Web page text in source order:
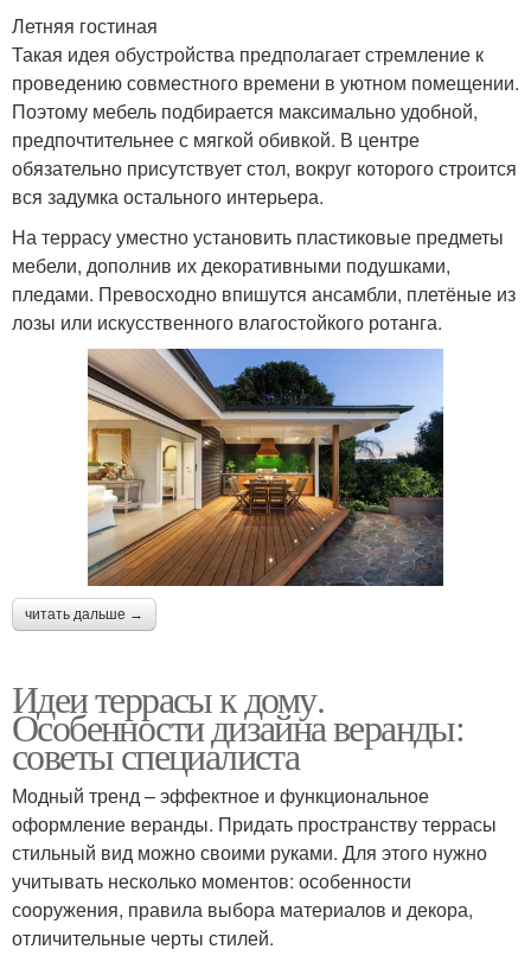
Летняя гостиная
Такая идея обустройства предполагает стремление к
проведению совместного времени в уютном помещении.
Поэтому мебель подбирается максимально удобной,
предпочтительнее с мягкой обивкой. В центре
обязательно присутствует стол, вокруг которого строится
вся задумка остального интерьера.
На террасу уместно установить пластиковые предметы
мебели, дополнив их декоративными подушками,
пледами. Превосходно впишутся ансамбли, плетёные из
лозы или искусственного влагостойкого ротанга.
читать дальше →
Идеи террасы к дому.
Особенности дизайна веранды:
советы специалиста
Модный тренд – эффектное и функциональное
оформление веранды. Придать пространству террасы
стильный вид можно своими руками. Для этого нужно
учитывать несколько моментов: особенности
сооружения, правила выбора материалов и декора,
отличительные черты стилей.